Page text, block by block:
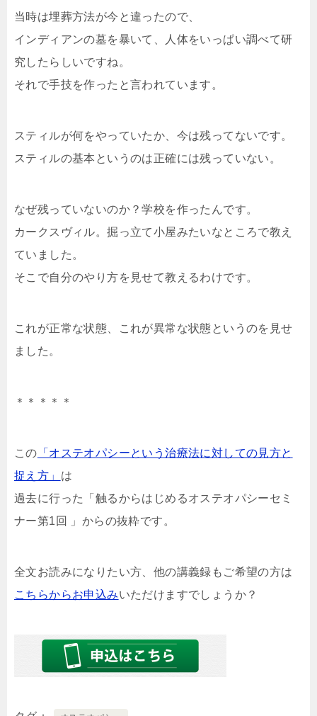
当時は埋葬方法が今と違ったので、
インディアンの墓を暴いて、人体をいっぱい調べて研
究したらしいですね。
それで手技を作ったと言われています。
スティルが何をやっていたか、今は残ってないです。
スティルの基本というのは正確には残っていない。
なぜ残っていないのか？学校を作ったんです。
カークスヴィル。掘っ立て小屋みたいなところで教え
ていました。
そこで自分のやり方を見せて教えるわけです。
これが正常な状態、これが異常な状態というのを見せ
ました。
＊＊＊＊＊
この 「オステオパシーという治療法に対しての見方と
捉え方」 は
過去に行った「触るからはじめるオステオパシーセミ
ナー第1回 」からの抜粋です。
全文お読みになりたい方、他の講義録もご希望の方は
こちらからお申込みいただけますでしょうか？